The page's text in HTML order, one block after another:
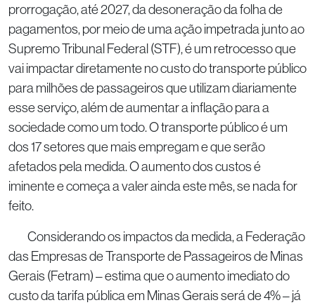
prorrogação, até 2027, da desoneração da folha de
pagamentos, por meio de uma ação impetrada junto ao
Supremo Tribunal Federal (STF), é um retrocesso que
vai impactar diretamente no custo do transporte público
para milhões de passageiros que utilizam diariamente
esse serviço, além de aumentar a inflação para a
sociedade como um todo. O transporte público é um
dos 17 setores que mais empregam e que serão
afetados pela medida. O aumento dos custos é
iminente e começa a valer ainda este mês, se nada for
feito.
Considerando os impactos da medida, a Federação
das Empresas de Transporte de Passageiros de Minas
Gerais (Fetram) – estima que o aumento imediato do
custo da tarifa pública em Minas Gerais será de 4% – já